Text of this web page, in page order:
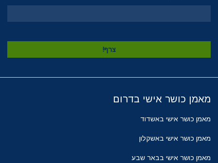
מאמן כושר אישי בדרום
מאמן כושר אישי באשדוד
מאמן כושר אישי באשקלון
מאמן כושר אישי בבאר שבע